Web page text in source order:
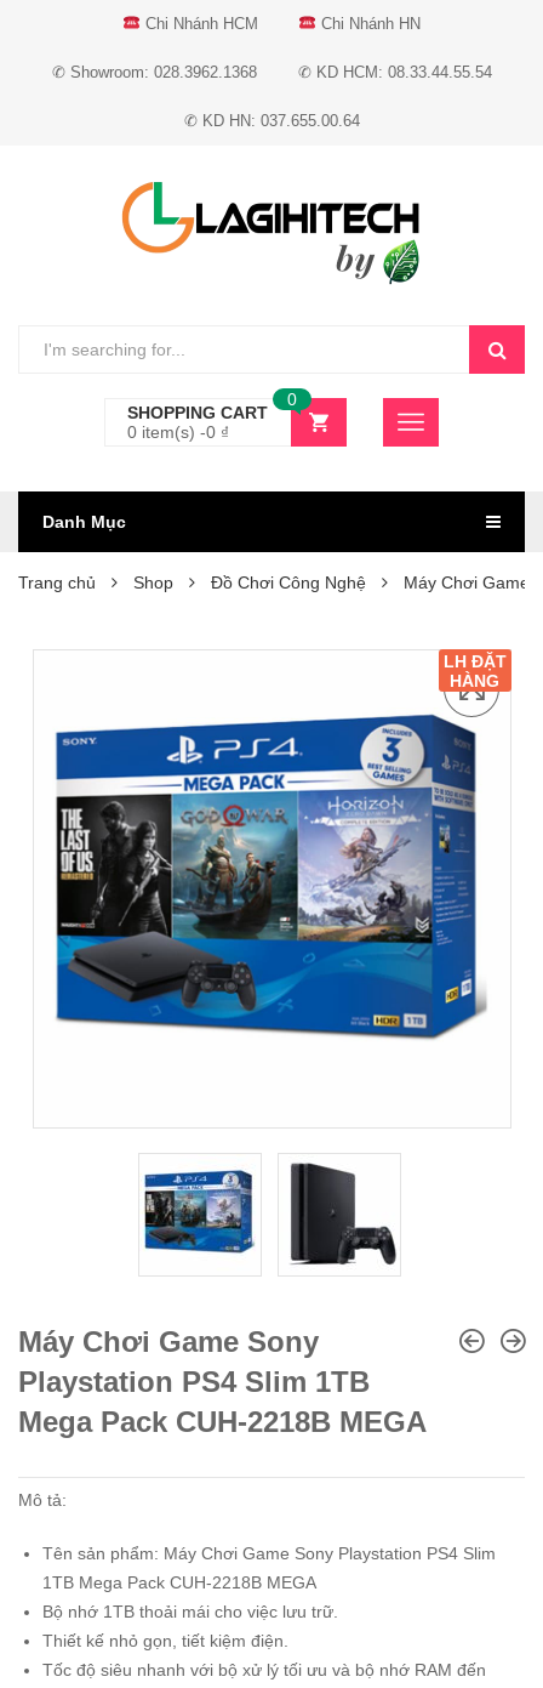
Chi Nhánh HCM Chi Nhánh HN
✆ Showroom: 028.3962.1368 ✆ KD HCM: 08.33.44.55.54
✆ KD HN: 037.655.00.64
SHOPPING CART
0 item(s) -0 ₫
0
Danh Mục
Trang chủ Shop Đồ Chơi Công Nghệ Máy Chơi Game
LH ĐẶT
HÀNG
Máy Chơi Game Sony
Playstation PS4 Slim 1TB
Mega Pack CUH-2218B MEGA
Mô tả:
Tên sản phẩm: Máy Chơi Game Sony Playstation PS4 Slim
1TB Mega Pack CUH-2218B MEGA
Bộ nhớ 1TB thoải mái cho việc lưu trữ.
Thiết kế nhỏ gọn, tiết kiệm điện.
Tốc độ siêu nhanh với bộ xử lý tối ưu và bộ nhớ RAM đến